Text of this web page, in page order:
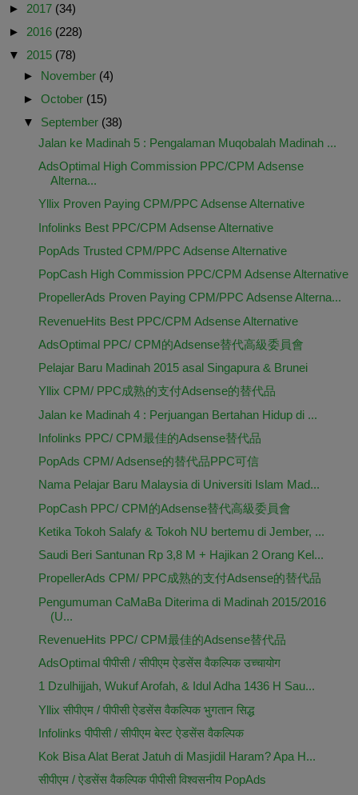
► 2017 (34)
► 2016 (228)
▼ 2015 (78)
► November (4)
► October (15)
▼ September (38)
Jalan ke Madinah 5 : Pengalaman Muqobalah Madinah ...
AdsOptimal High Commission PPC/CPM Adsense
Alterna...
Yllix Proven Paying CPM/PPC Adsense Alternative
Infolinks Best PPC/CPM Adsense Alternative
PopAds Trusted CPM/PPC Adsense Alternative
PopCash High Commission PPC/CPM Adsense Alternative
PropellerAds Proven Paying CPM/PPC Adsense Alterna...
RevenueHits Best PPC/CPM Adsense Alternative
AdsOptimal PPC/ CPM的Adsense替代高級委員會
Pelajar Baru Madinah 2015 asal Singapura & Brunei
Yllix CPM/ PPC成熟的支付Adsense的替代品
Jalan ke Madinah 4 : Perjuangan Bertahan Hidup di ...
Infolinks PPC/ CPM最佳的Adsense替代品
PopAds CPM/ Adsense的替代品PPC可信
Nama Pelajar Baru Malaysia di Universiti Islam Mad...
PopCash PPC/ CPM的Adsense替代高級委員會
Ketika Tokoh Salafy & Tokoh NU bertemu di Jember, ...
Saudi Beri Santunan Rp 3,8 M + Hajikan 2 Orang Kel...
PropellerAds CPM/ PPC成熟的支付Adsense的替代品
Pengumuman CaMaBa Diterima di Madinah 2015/2016
(U...
RevenueHits PPC/ CPM最佳的Adsense替代品
AdsOptimal पीपीसी / सीपीएम ऐडसेंस वैकल्पिक उच्चायोग
1 Dzulhijjah, Wukuf Arofah, & Idul Adha 1436 H Sau...
Yllix सीपीएम / पीपीसी ऐडसेंस वैकल्पिक भुगतान सिद्ध
Infolinks पीपीसी / सीपीएम बेस्ट ऐडसेंस वैकल्पिक
Kok Bisa Alat Berat Jatuh di Masjidil Haram? Apa H...
सीपीएम / ऐडसेंस वैकल्पिक पीपीसी विश्वसनीय PopAds